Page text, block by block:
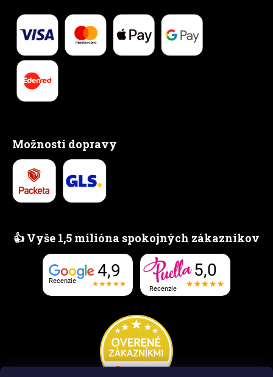
Možnosti dopravy
👍 Vyše 1,5 milióna spokojných zákazníkov
Recenzie
4,9
Recenzie
5,0